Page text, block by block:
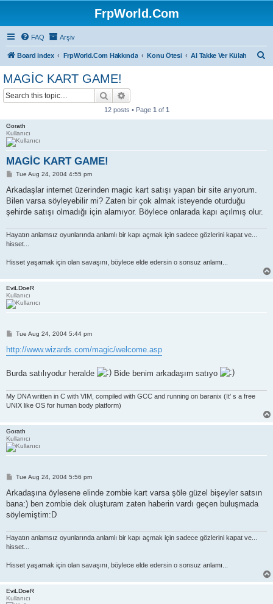
FrpWorld.Com
FAQ Arşiv
Board index FrpWorld.Com Hakkında Konu Ötesi Al Takke Ver Külah
MAGİC KART GAME!
Search
12 posts • Page 1 of 1
Gorath
Kullanıcı
MAGİC KART GAME!
P
s
Tue Aug 24, 2004 4:55 pm
Arkadaşlar internet üzerinden magic kart satışı yapan bir site arıyorum.
Bilen varsa söyleyebilir mi? Zaten bir çok almak isteyende oturduğu
şehirde satışı olmadığı için alamıyor. Böylece onlarada kapı açılmış olur.
Hayatın anlamsız oyunlarında anlamlı bir kapı açmak için sadece gözlerini kapat ve...
hisset...
Hisset yaşamak için olan savaşını, böylece elde edersin o sonsuz anlamı...
EviLDoeR
Kullanıcı
P
s
t
Tue Aug 24, 2004 5:44 pm
http://www.wizards.com/magic/welcome.asp
Burda satılıyodur heralde Bide benim arkadaşım satıyo
My DNA written in C with VIM, compiled with GCC and running on baranix (It' s a free
UNIX like OS for human body platform)
Gorath
Kullanıcı
P
s
Tue Aug 24, 2004 5:56 pm
Arkadaşına öylesene elinde zombie kart varsa şöle güzel bişeyler satsın
bana:) ben zombie dek oluşturam zaten haberin vardı geçen buluşmada
söylemiştim:D
Hayatın anlamsız oyunlarında anlamlı bir kapı açmak için sadece gözlerini kapat ve...
hisset...
Hisset yaşamak için olan savaşını, böylece elde edersin o sonsuz anlamı...
EviLDoeR
Kullanıcı